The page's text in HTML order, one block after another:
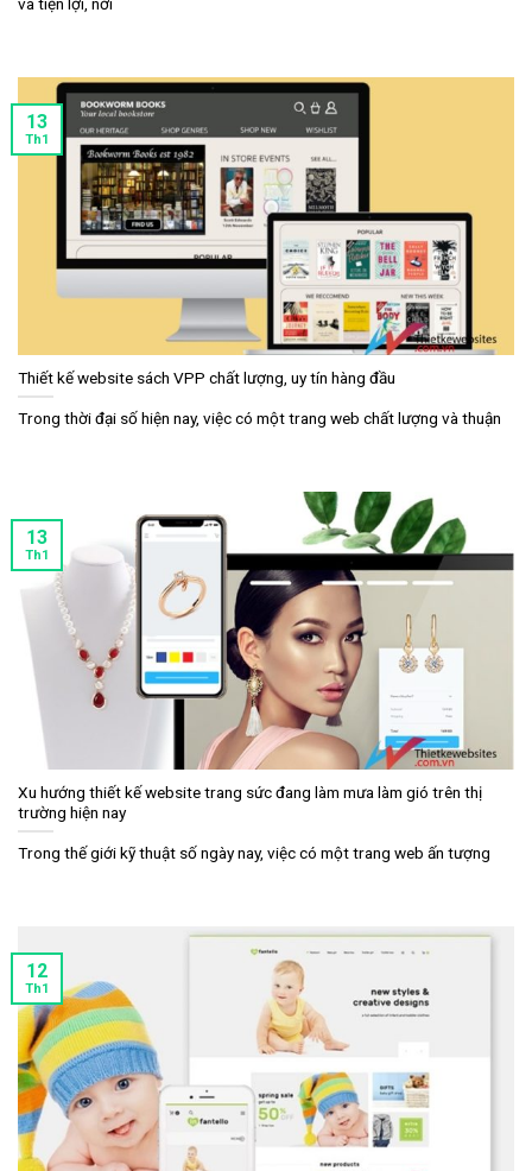
và tiện lợi, nơi
Thiết kế website sách VPP chất lượng, uy tín hàng đầu
Trong thời đại số hiện nay, việc có một trang web chất lượng và thuận
13
Th1
Xu hướng thiết kế website trang sức đang làm mưa làm gió trên thị
trường hiện nay
Trong thế giới kỹ thuật số ngày nay, việc có một trang web ấn tượng
13
Th1
12
Th1